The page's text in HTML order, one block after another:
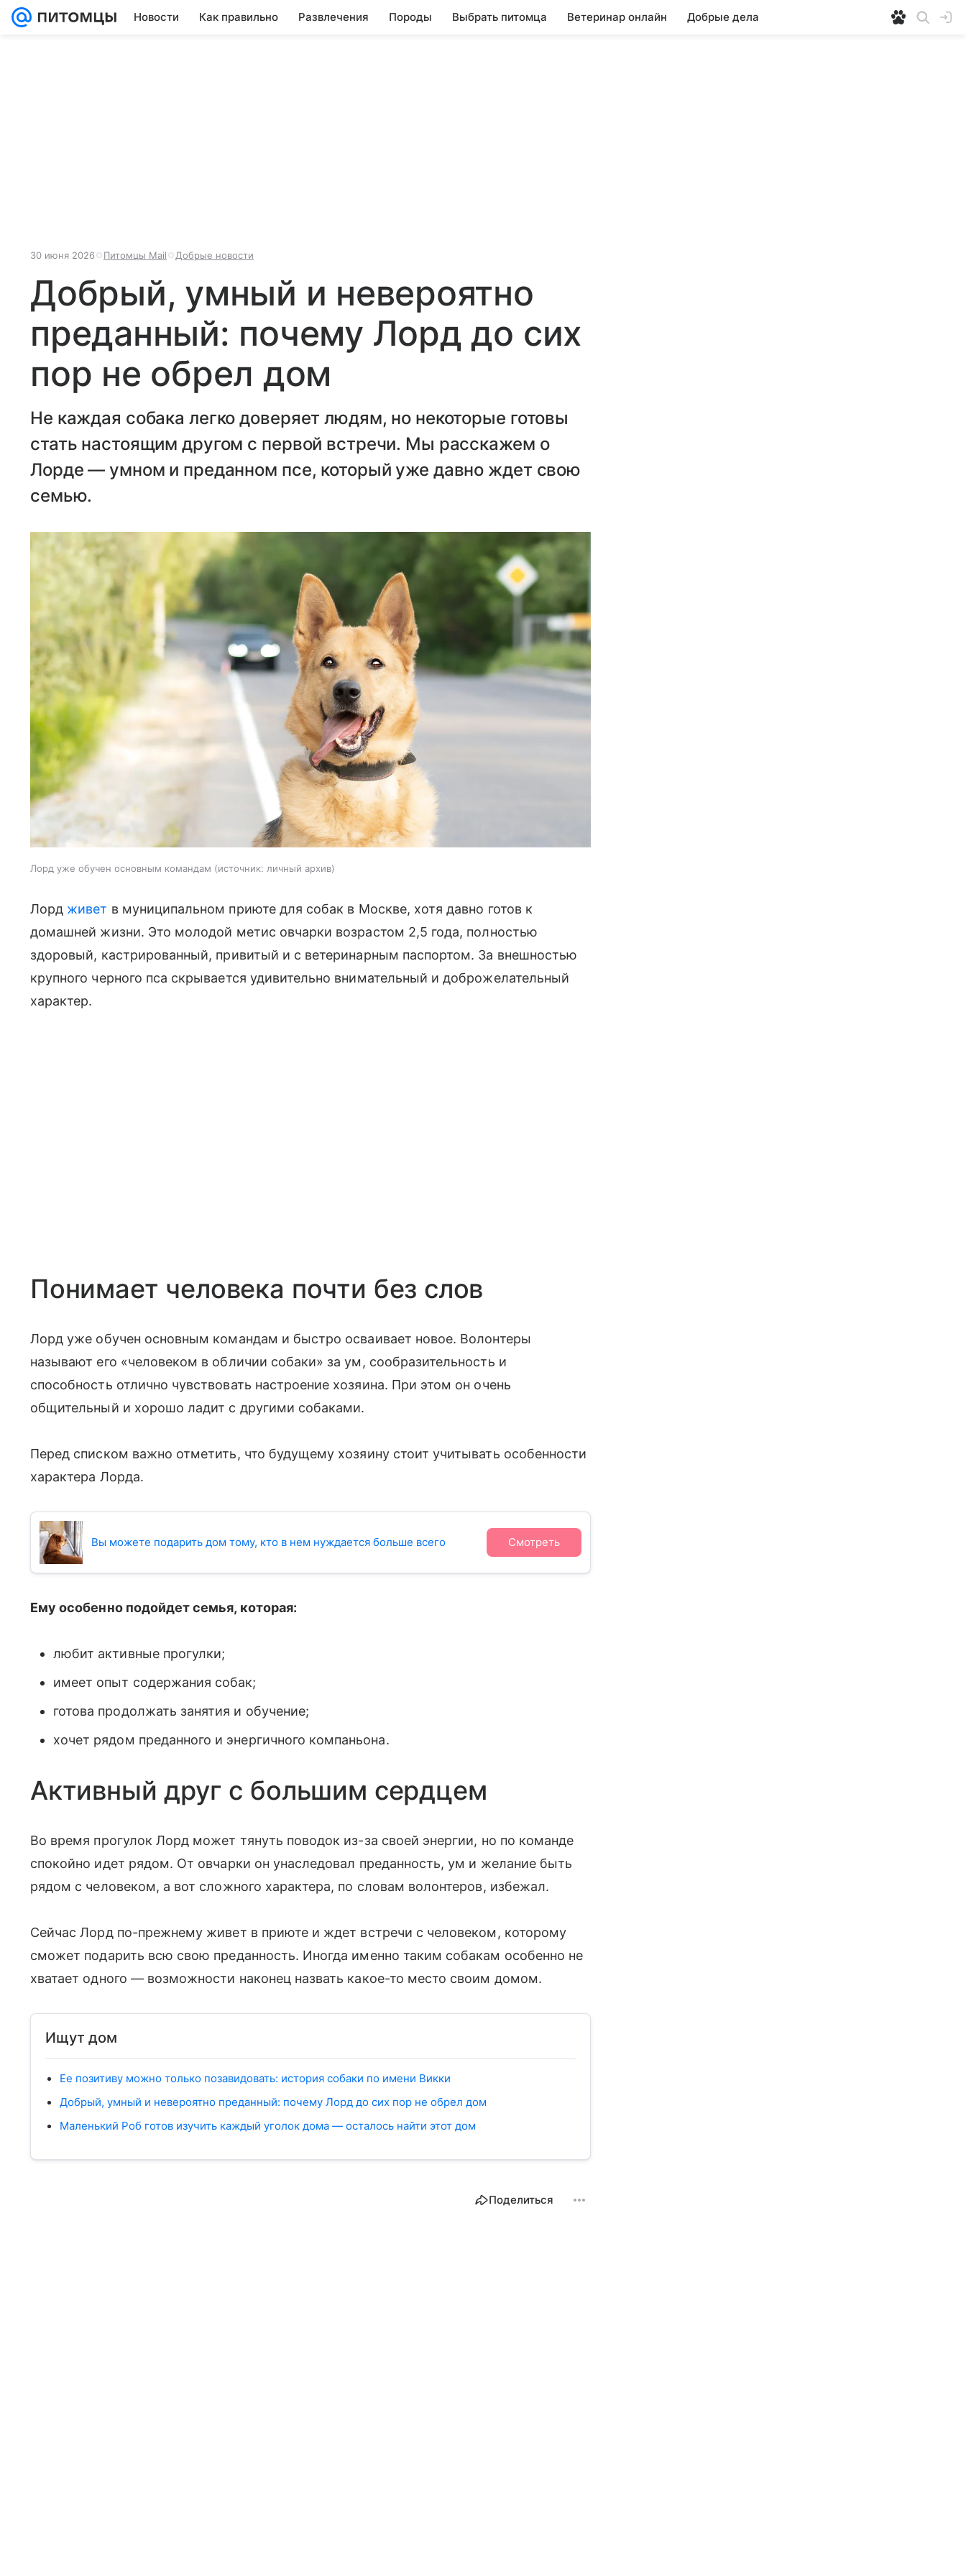
Новости Как правильно Развлечения Породы Выбрать питомца Ветеринар онлайн Добрые дела
30 июня 2026 Питомцы Mail Добрые новости
Добрый, умный и невероятно
преданный: почему Лорд до сих
пор не обрел дом
Не каждая собака легко доверяет людям, но некоторые готовы
стать настоящим другом с первой встречи. Мы расскажем о
Лорде — умном и преданном псе, который уже давно ждет свою
семью.
Лорд уже обучен основным командам источник: личный архив
Лорд живет в муниципальном приюте для собак в Москве, хотя давно готов к
домашней жизни. Это молодой метис овчарки возрастом 2,5 года, полностью
здоровый, кастрированный, привитый и с ветеринарным паспортом. За внешностью
крупного черного пса скрывается удивительно внимательный и доброжелательный
характер.
Понимает человека почти без слов
Лорд уже обучен основным командам и быстро осваивает новое. Волонтеры
называют его «человеком в обличии собаки» за ум, сообразительность и
способность отлично чувствовать настроение хозяина. При этом он очень
общительный и хорошо ладит с другими собаками.
Перед списком важно отметить, что будущему хозяину стоит учитывать особенности
характера Лорда.
Вы можете подарить дом тому, кто в нем нуждается больше всего Смотреть
Ему особенно подойдет семья, которая:
любит активные прогулки;
имеет опыт содержания собак;
готова продолжать занятия и обучение;
хочет рядом преданного и энергичного компаньона.
Активный друг с большим сердцем
Во время прогулок Лорд может тянуть поводок из-за своей энергии, но по команде
спокойно идет рядом. От овчарки он унаследовал преданность, ум и желание быть
рядом с человеком, а вот сложного характера, по словам волонтеров, избежал.
Сейчас Лорд по-прежнему живет в приюте и ждет встречи с человеком, которому
сможет подарить всю свою преданность. Иногда именно таким собакам особенно не
хватает одного — возможности наконец назвать какое-то место своим домом.
Ищут дом
Ее позитиву можно только позавидовать: история собаки по имени Викки
Добрый, умный и невероятно преданный: почему Лорд до сих пор не обрел дом
Маленький Роб готов изучить каждый уголок дома — осталось найти этот дом
Поделиться